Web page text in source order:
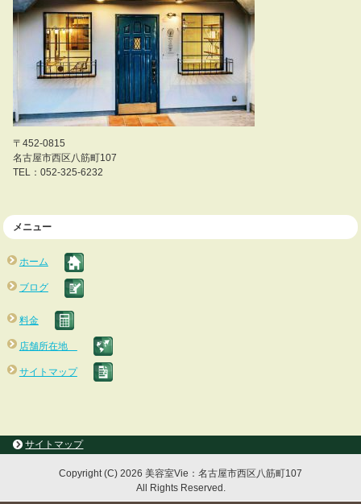
〒452-0815
名古屋市西区八筋町107
TEL：052-325-6232
メニュー
ホーム
ブログ
料金
店舗所在地
サイトマップ
サイトマップ
Copyright (C) 2026 美容室Vie：名古屋市西区八筋町107
All Rights Reserved.